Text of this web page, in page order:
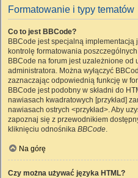
Formatowanie i typy tematów
Co to jest BBCode?
BBCode jest specjalną implementacją
kontrolę formatowania
BBCode na forum jest uzależnione od
administratora. Można wyłączyć
zaznaczając odpowiednią funkcję w
BBCode jest podobny w składni do
nawiasach kwadratowych [przykład]
nawiasach ostrych <przykład>. Aby
zapoznaj się z przewodnikiem
kliknięciu odnośnika BBCode.
Na górę
Czy można używać języka HTML?